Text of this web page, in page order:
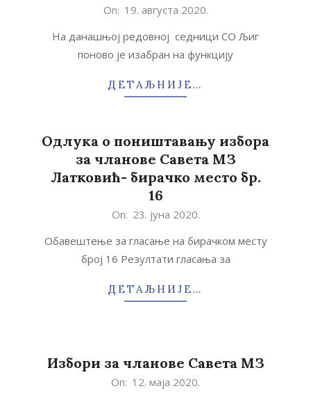
19
On: 19. августа 2020.
На данашњој редовној седници СО Љиг
поново је изабран на функцију
ДЕТАЉНИЈЕ…
Одлука о поништавању избора
за чланове Савета МЗ
Латковић- бирачко место бр.
16
23
On: 23. јуна 2020.
Обавештење за гласање на бирачком месту
број 16 Резултати гласања за
ДЕТАЉНИЈЕ…
Избори за чланове Савета МЗ
On: 12. маја 2020.